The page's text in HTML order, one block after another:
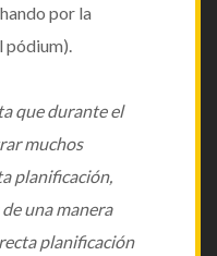
por la
que durante el
muchos
planificación,
una manera
planificación